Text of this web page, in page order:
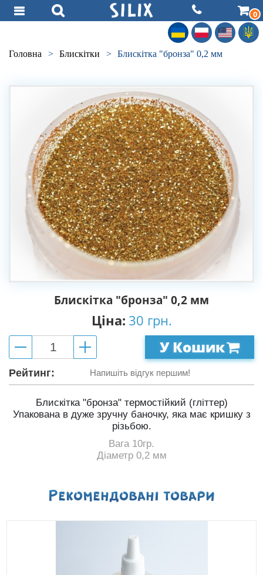
0
Головна > Блискітки > Блискітка "бронза" 0,2 мм
Блискітка "бронза" 0,2 мм
Ціна: 30 грн.
У Кошик
Рейтинг: Напишіть відгук першим!
Блискітка "бронза" термостійкий (гліттер)
Упакована в дуже зручну баночку, яка має кришку з
різьбою.
Вага 10гр.
Діаметр 0,2 мм
Рекомендованi товари